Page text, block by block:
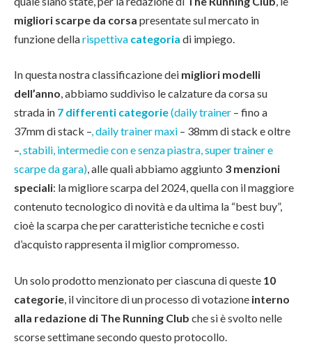
migliori scarpe da corsa presentate sul mercato in
funzione dellarispettiva categoria di impiego.
In questa nostra classificazione dei migliori modelli
dell’anno, abbiamo suddiviso le calzature da corsa su
strada in 7 differenti categorie(daily trainer – fino a
37mm di stack –, daily trainer maxi – 38mm di stack e oltre
–, stabili, intermedie con e senza piastra, super trainer e
scarpe da gara), alle quali abbiamo aggiunto 3 menzioni
speciali: la migliore scarpa del 2024, quella con il maggiore
contenuto tecnologico di novità e da ultima la “best buy”,
cioè la scarpa che per caratteristiche tecniche e costi
d’acquisto rappresenta il miglior compromesso.
Un solo prodotto menzionato per ciascuna di queste 10
categorie, il vincitore di un processo di votazione interno
alla redazione di The Running Club che si è svolto nelle
scorse settimane secondo questo protocollo.